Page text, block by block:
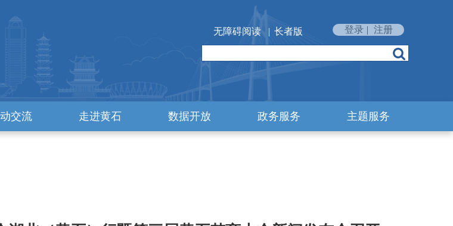
无障碍阅读 | 长者版 登录 | 注册
交流 走进黄石 数据开放 政务服务 主题服务